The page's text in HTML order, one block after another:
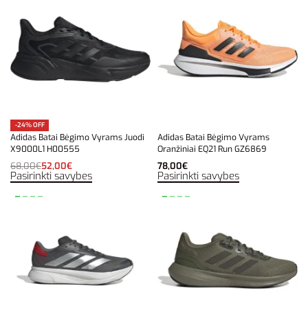
-24% OFF
Adidas Batai Bėgimo Vyrams Juodi
X9000L1 H00555
68,00€52,00€
Pasirinkti savybes
Adidas Batai Bėgimo Vyrams
Oranžiniai EQ21 Run GZ6869
78,00€
Pasirinkti savybes